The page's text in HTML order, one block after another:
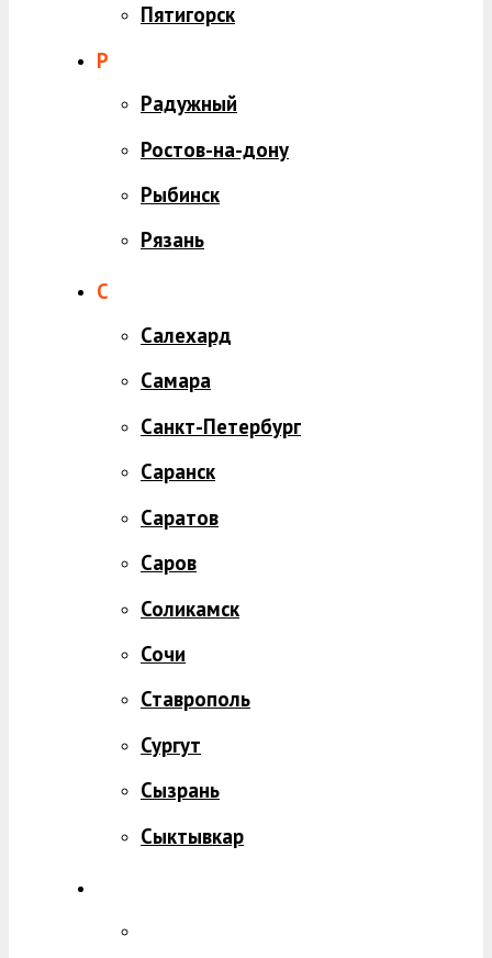
Пятигорск
Р
Радужный
Ростов-на-дону
Рыбинск
Рязань
С
Салехард
Самара
Санкт-Петербург
Саранск
Саратов
Саров
Соликамск
Сочи
Ставрополь
Сургут
Сызрань
Сыктывкар